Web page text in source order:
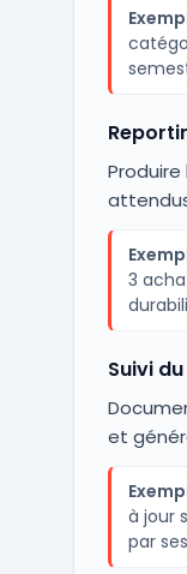
Produire
3
Suivi
et
à jour
par